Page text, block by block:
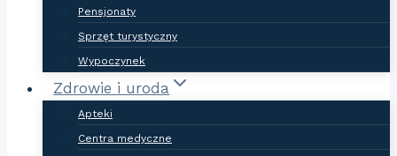
Pensjonaty
Sprzęt turystyczny
Wypoczynek
Zdrowie i uroda
Apteki
Centra medyczne